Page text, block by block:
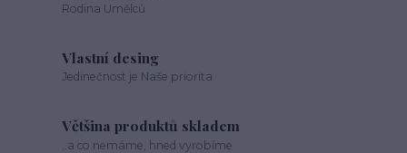
Rodina Umělců
Vlastní desing
Jedinečnost je Naše priorita
Většina produktů skladem
..a co nemáme, hned vyrobíme